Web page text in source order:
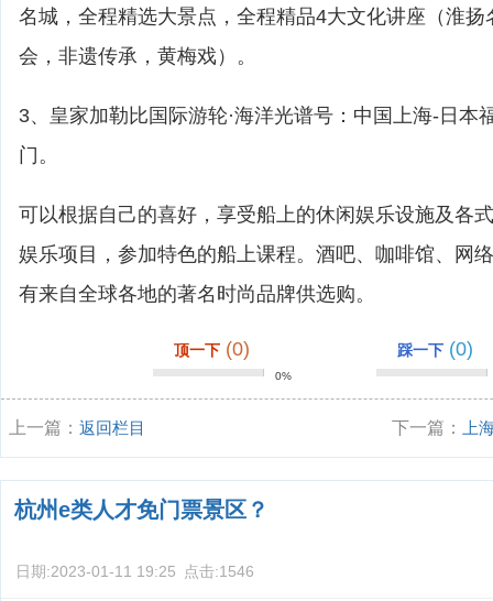
名城，全程精选大景点，全程精品4大文化讲座（淮
会，非遗传承，黄梅戏）。
3、皇家加勒比国际游轮·海洋光谱号：中国上海-日本
门。
可以根据自己的喜好，享受船上的休闲娱乐设施及各
娱乐项目，参加特色的船上课程。酒吧、咖啡馆、网
有来自全球各地的著名时尚品牌供选购。
顶一下 (0)
0%
踩一下 (0)
上一篇： 返回栏目 下一篇： 上
杭州e类人才免门票景区？
日期:2023-01-11 19:25 点击:1546